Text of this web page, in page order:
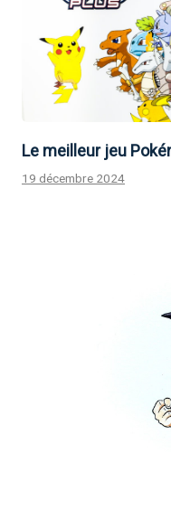
Le meilleur jeu
19 décembre 2024